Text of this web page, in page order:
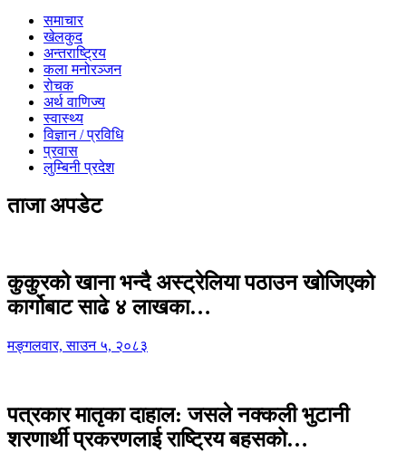
समाचार
खेलकुद
अन्तराष्ट्रिय
कला मनोरञ्जन
रोचक
अर्थ वाणिज्य
स्वास्थ्य
विज्ञान / प्रविधि
प्रवास
लुम्बिनी प्रदेश
ताजा अपडेट
कुकुरको खाना भन्दै अस्ट्रेलिया पठाउन खोजिएको
कार्गोबाट साढे ४ लाखका…
मङ्गलवार, साउन ५, २०८३
पत्रकार मातृका दाहाल: जसले नक्कली भुटानी
शरणार्थी प्रकरणलाई राष्ट्रिय बहसको…